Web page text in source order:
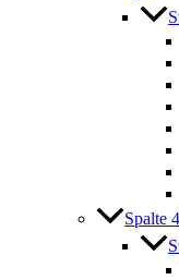
Spalte 4